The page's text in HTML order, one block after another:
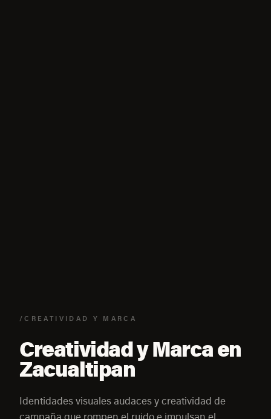
/CREATIVIDAD Y MARCA
Creatividad y Marca en
Zacualtipan
Identidades visuales audaces y creatividad de